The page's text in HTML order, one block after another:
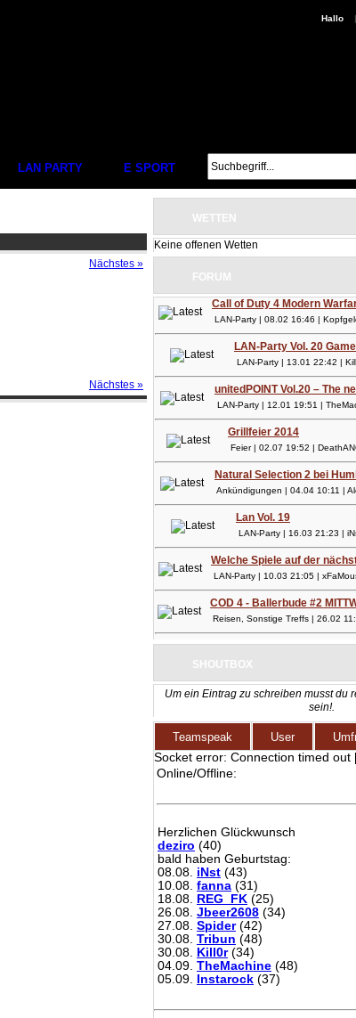
Hallo |
LAN PARTY E SPORT
Nächstes »
Nächstes »
WETTEN
Keine offenen Wetten
FORUM
Call of Duty 4 Modern
LAN-Party | 08.02 16:46 |
LAN-Party Vol. 20
LAN-Party | 13.01 22:42 |
unitedPOINT Vol.20 – The
LAN-Party | 12.01 19:51 |
Grillfeier 2014
Feier | 02.07 19:52 |
Natural Selection 2 bei
Ankündigungen | 04.04 10:11 |
Lan Vol. 19
LAN-Party | 16.03 21:23 |
Welche Spiele auf der
LAN-Party | 10.03 21:05 |
COD 4 - Ballerbude #2
Reisen, Sonstige Treffs | 26.02
SHOUTBOX
Um ein Eintrag zu schreiben musst du
sein!.
Teamspeak User
Socket error: Connection timed out
Online/Offline:
Herzlichen Glückwunsch
deziro (40)
bald haben Geburtstag:
08.08. iNst (43)
10.08. fanna (31)
18.08. REG_FK (25)
26.08. Jbeer2608 (34)
27.08. Spider(42)
30.08. Tribun (48)
30.08. Kill0r(34)
04.09. TheMachine (48)
05.09. Instarock (37)